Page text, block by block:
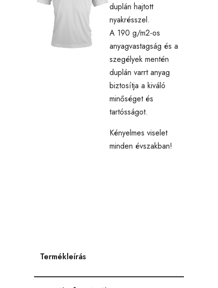
duplán hajtott
nyakrésszel.
A 190 g/m2-os
anyagvastagság és a
szegélyek mentén
duplán varrt anyag
biztosítja a kiváló
minőséget és
tartósságot.
Kényelmes viselet
minden évszakban!
Termékleírás